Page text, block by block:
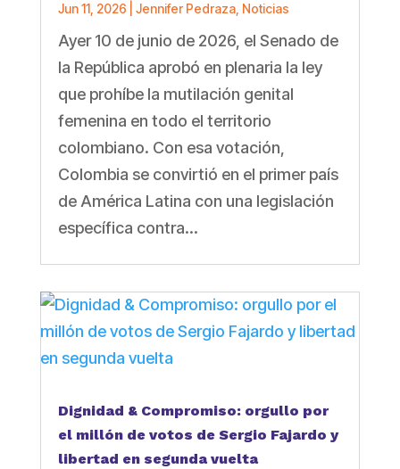
Jun 11, 2026 Jennifer Pedraza, Noticias
Ayer 10 de junio de 2026, el Senado de
la República aprobó en plenaria la ley
que prohíbe la mutilación genital
femenina en todo el territorio
colombiano. Con esa votación,
Colombia se convirtió en el primer país
de América Latina con una legislación
específica contra...
Dignidad & Compromiso: orgullo por
el millón de votos de Sergio Fajardo y
libertad en segunda vuelta